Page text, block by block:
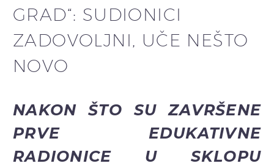
GRAD“: SUDIONICI
ZADOVOLJNI, UČE NEŠTO
NOVO
NAKON ŠTO SU ZAVRŠENE
PRVE EDUKATIVNE
RADIONICE U SKLOPU